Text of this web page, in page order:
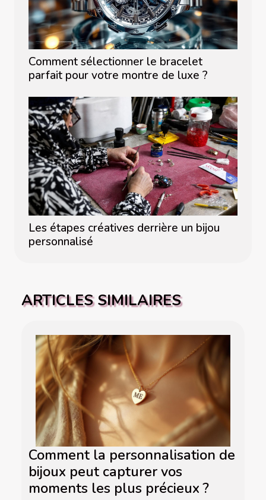
Comment sélectionner le bracelet
parfait pour votre montre de luxe ?
Les étapes créatives derrière un bijou
personnalisé
ARTICLES SIMILAIRES
Comment la personnalisation de
bijoux peut capturer vos
moments les plus précieux ?